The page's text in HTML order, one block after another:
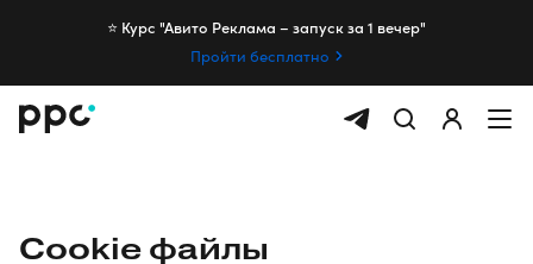
⭐️ Курс "Авито Реклама – запуск за 1 вечер"
Пройти бесплатно
Cookie файлы